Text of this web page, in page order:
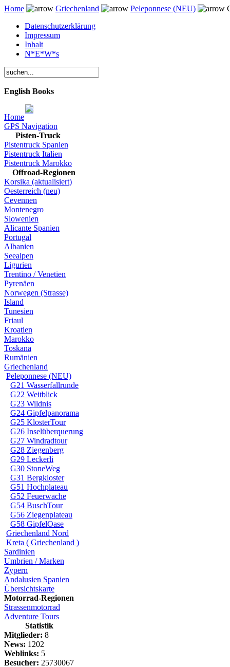
Home Griechenland Peleponnese (NEU)
Datenschutzerklärung
Impressum
Inhalt
N*E*W*s
English Books
Home
GPS Navigation
Pisten-Truck
Pistentruck Spanien
Pistentruck Italien
Pistentruck Marokko
Offroad-Regionen
Korsika (aktualisiert)
Oesterreich (neu)
Cevennen
Montenegro
Slowenien
Alicante Spanien
Portugal
Albanien
Seealpen
Ligurien
Trentino / Venetien
Pyrenäen
Norwegen (Strasse)
Island
Tunesien
Friaul
Kroatien
Marokko
Toskana
Rumänien
Griechenland
Peleponnese (NEU)
G21 Wasserfallrunde
G22 Weitblick
G23 Wildnis
G24 Gipfelpanorama
G25 KlosterTour
G26 Inselüberquerung
G27 Windradtour
G28 Ziegenberg
G29 Leckerli
G30 StoneWeg
G31 Bergkloster
G51 Hochplateau
G52 Feuerwache
G54 BuschTour
G56 Ziegenplateau
G58 GipfelOase
Griechenland Nord
Kreta ( Griechenland )
Sardinien
Umbrien / Marken
Zypern
Andalusien Spanien
Übersichtskarte
Motorrad-Regionen
Strassenmotorrad
Adventure Tours
Statistik
Mitglieder: 8
News: 1202
Weblinks: 5
Besucher: 25730067